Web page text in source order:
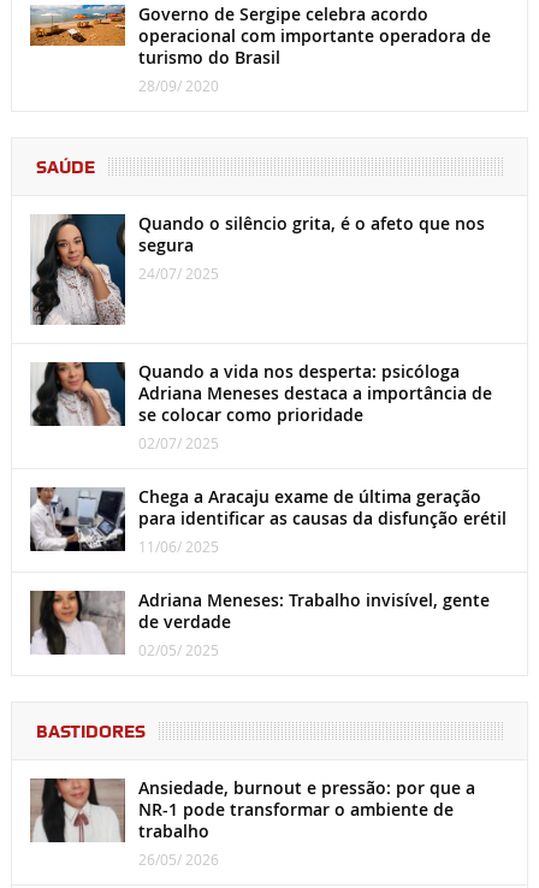
Governo de Sergipe celebra acordo
operacional com importante operadora de
turismo do Brasil
28/09/ 2020
SAÚDE
Quando o silêncio grita, é o afeto que nos
segura
24/07/ 2025
Quando a vida nos desperta: psicóloga
Adriana Meneses destaca a importância de
se colocar como prioridade
02/07/ 2025
Chega a Aracaju exame de última geração
para identificar as causas da disfunção erétil
11/06/ 2025
Adriana Meneses: Trabalho invisível, gente
de verdade
02/05/ 2025
BASTIDORES
Ansiedade, burnout e pressão: por que a
NR-1 pode transformar o ambiente de
trabalho
26/05/ 2026